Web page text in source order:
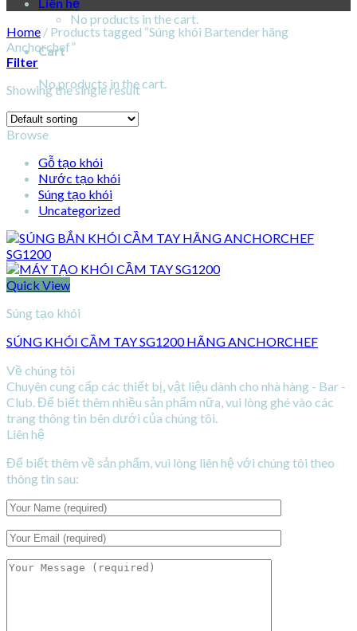
No products in the cart.
Cart
No products in the cart.
Home / Products tagged “Súng khói Bartender hãng
Anchorchef”
Filter
Showing the single result
Browse
Gỗ tạo khói
Nước tạo khói
Súng tạo khói
Uncategorized
Quick View
Súng tạo khói
SÚNG KHÓI CẦM TAY SG1200 HÃNG ANCHORCHEF
Về chúng tôi
Chuyên cung cấp các thiết bị, vật liệu dành cho nhà hàng - Bar -
Club. Để biết thêm nhiều sản phẩm nữa, vui lòng ghé vào các
trang thông tin bên dưới của chúng tôi.
Liên hệ
Để biết thêm về sản phẩm, vui lòng liên hệ với chúng tôi theo
thông tin sau: